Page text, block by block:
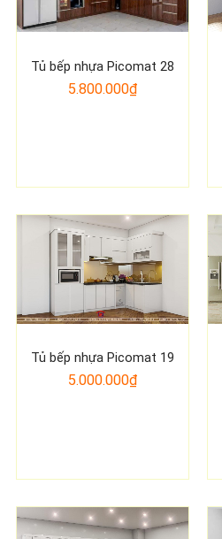
Tủ bếp nhựa Picomat 28
5.800.000₫
Tủ bếp nhựa Picomat 19
5.000.000₫